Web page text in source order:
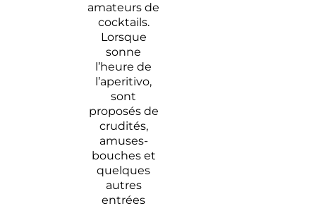
amateurs de
cocktails.
Lorsque
sonne
l’heure de
l’aperitivo,
sont
proposés de
crudités,
amuses-
bouches et
quelques
autres
entrées